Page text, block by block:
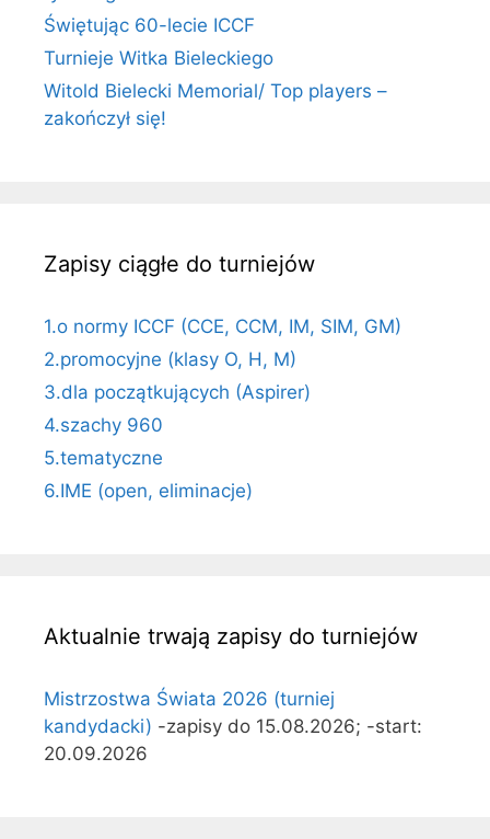
Świętując 60-lecie ICCF
Turnieje Witka Bieleckiego
Witold Bielecki Memorial/ Top players –
zakończył się!
Zapisy ciągłe do turniejów
1.o normy ICCF (CCE, CCM, IM, SIM, GM)
2.promocyjne (klasy O, H, M)
3.dla początkujących (Aspirer)
4.szachy 960
5.tematyczne
6.IME (open, eliminacje)
Aktualnie trwają zapisy do turniejów
Mistrzostwa Świata 2026 (turniej
kandydacki) -zapisy do 15.08.2026; -start:
20.09.2026